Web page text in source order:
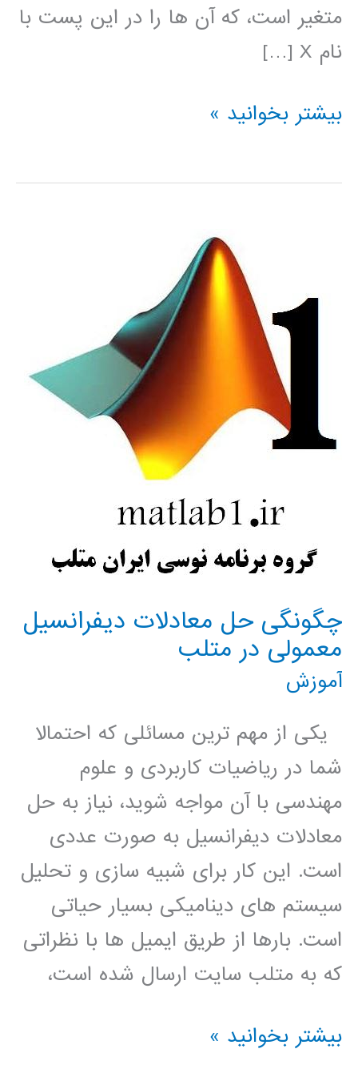
متغیر است، که آن ها را در این پست با
نام X […]
برازش
مبتنی
بیشتر بخوانید »
چگونگی حل معادلات دیفرانسیل
معمولی در متلب
آموزش
یکی از مهم ترین مسائلی که احتمالا
شما در ریاضیات کاربردی و علوم
مهندسی با آن مواجه شوید، نیاز به حل
معادلات دیفرانسیل به صورت عددی
است. این کار برای شبیه سازی و تحلیل
سیستم های دینامیکی بسیار حیاتی
است. بارها از طریق ایمیل ها با نظراتی
که به متلب سایت ارسال شده است،
چگونگی
بیشتر بخوانید »